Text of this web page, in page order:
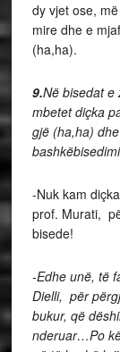
dy vjet ose,
mire dhe e
(ha,ha).
9.Në bisedat e
mbetet diçka
gjë (ha,ha)
-Nuk kam
prof. Murati,
bisede!
-Edhe unë, të
Dielli, për
bukur, që
nderuar…Po